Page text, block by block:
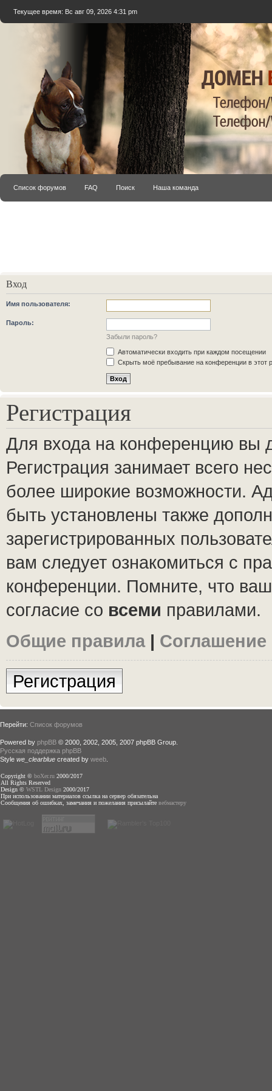
Текущее время: Вс авг 09, 2026 4:31 pm
Список форумов FAQ Поиск Наша команда
Вход
Имя пользователя:
Пароль:
Забыли пароль?
Автоматически входить при каждом посещении
Скрыть моё пребывание на конференции в этот
Регистрация
Для входа на конференцию вы
Регистрация занимает всего
более широкие возможности.
быть установлены также
зарегистрированных
вам следует ознакомиться с
конференции. Помните, что
согласие со всеми правилами.
Общие правила |
Регистрация
Перейти: Список форумов
Powered by phpBB © 2000, 2002, 2005, 2007 phpBB Group.
Русская поддержка phpBB
Style we_clearblue created by weeb
Copyright © boXer.ru 2000/2017
All Rights Reserved
Design © WSTL Design 2000/2017
При использовании материалов ссылка на сервер обязательна
Сообщения об ошибках, замечания и пожелания присылайте вебмастеру